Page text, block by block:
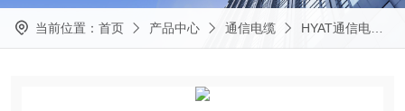
当前位置： 首页 产品中心 通信电缆 HYAT通信电缆